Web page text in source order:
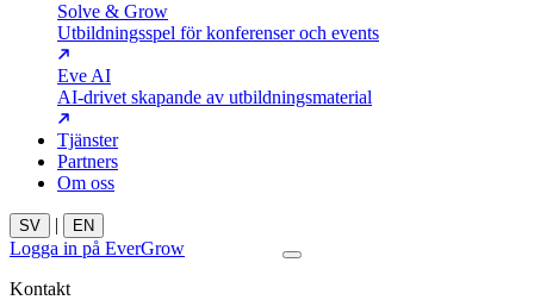
Solve & Grow
Utbildningsspel för konferenser och events
Eve AI
AI-drivet skapande av utbildningsmaterial
Tjänster
Partners
Om oss
SV | EN
Logga in på EverGrow
Kontakt